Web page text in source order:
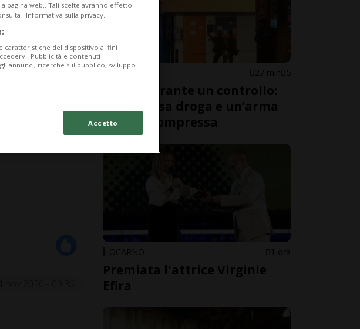
MURALTO 27 min 5
Fugge durante un controllo:
nella borsa droga e un’arma
ad aria compressa
LOCARNO 1 ora
Premiata l'attrice Virginie
Efira
pagina web.. Tali scelte avranno effetto
l'Informativa sulla privacy.
caratteristiche del dispositivo ai fini
Pubblicità e contenuti
annunci, ricerche sul pubblico, sviluppo
Accetto